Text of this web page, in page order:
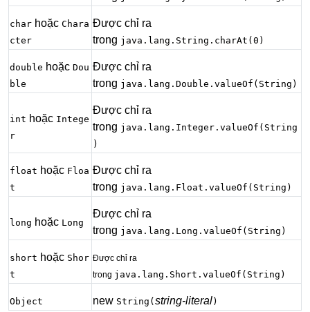
char hoặc Chara
cter
Được chỉ ra
trong java.lang.String.charAt(0)
double hoặc Dou
ble
Được chỉ ra
trong java.lang.Double.valueOf(String)
int hoặc Intege
r
Được chỉ ra
trong java.lang.Integer.valueOf(String
)
float hoặc Floa
t
Được chỉ ra
trong java.lang.Float.valueOf(String)
long hoặc Long
Được chỉ ra
trong java.lang.Long.valueOf(String)
short hoặc Shor
t
Được chỉ ra
trong java.lang.Short.valueOf(String)
Object new String( string-literal)